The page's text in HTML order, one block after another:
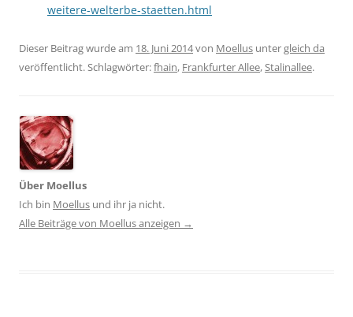
weitere-welterbe-staetten.html
Dieser Beitrag wurde am 18. Juni 2014von Moellus untergleich da
veröffentlicht. Schlagwörter:fhain, Frankfurter Allee,Stalinallee.
Über Moellus
Ich bin Moellus und ihr ja nicht.
Alle Beiträge von Moellus anzeigen →